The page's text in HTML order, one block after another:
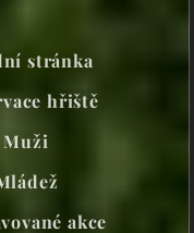
stránka
hřiště
Muži
akce